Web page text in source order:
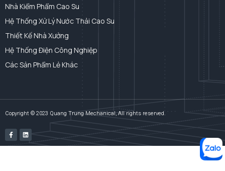
Nhà Kiểm Phẩm Cao Su
Hệ Thống Xử Lý Nước Thải Cao Su
Thiết Kế Nhà Xưởng
Hệ Thống Điện Công Nghiệp
Các Sản Phẩm Lẻ Khác
Copyright © 2023 Quang Trung Mechanical, All rights reserved.